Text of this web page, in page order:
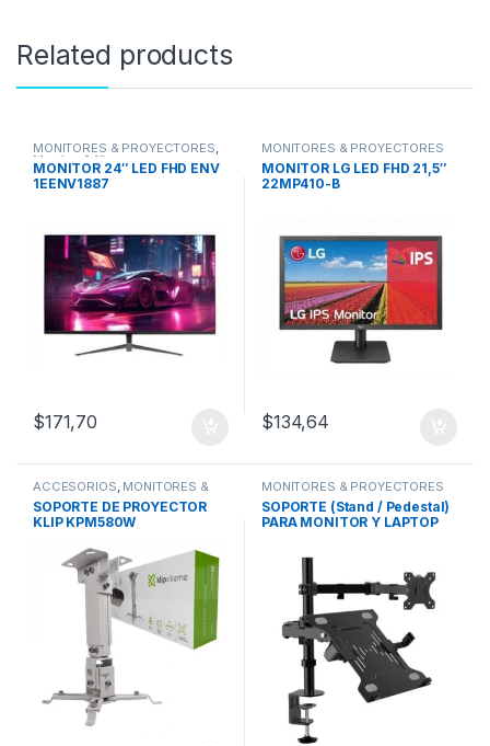
Related products
MONITORES & PROYECTORES,
Monitor 24”
MONITOR 24″ LED FHD ENV
1EENV1887
$171,70
MONITORES & PROYECTORES
MONITOR LG LED FHD 21,5″
22MP410-B
$134,64
ACCESORIOS, MONITORES &
PROYECTORES
SOPORTE DE PROYECTOR
KLIP KPM580W
MONITORES & PROYECTORES
SOPORTE (Stand / Pedestal)
PARA MONITOR Y LAPTOP